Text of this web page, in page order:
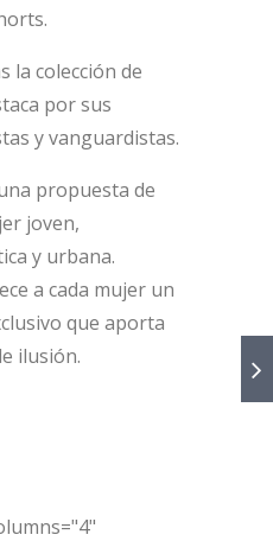
la colección de
por sus
y vanguardistas.
propuesta de
joven,
y urbana.
a cada mujer un
que aporta
ilusión.